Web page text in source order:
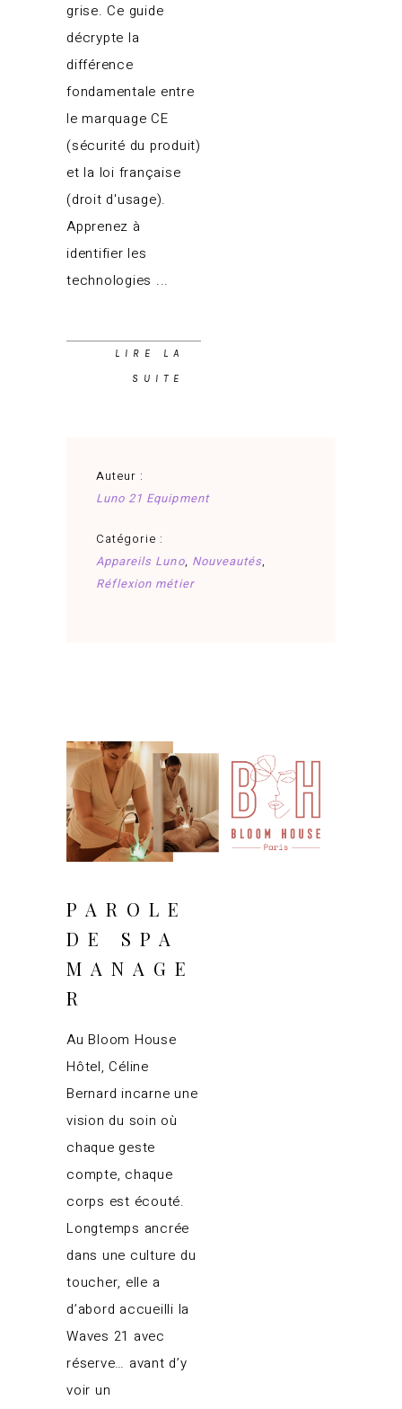
grise. Ce guide
décrypte la
différence
fondamentale entre
le marquage CE
(sécurité du produit)
et la loi française
(droit d'usage).
Apprenez à
identifier les
technologies
LIRE LA
SUITE
Auteur :
Luno 21 Equipment
Catégorie :
Appareils Luno, Nouveautés,
Réflexion métier
août 25, 2025
PAROLE
DE SPA
MANAGE
R
Au Bloom House
Hôtel, Céline
Bernard incarne une
vision du soin où
chaque geste
compte, chaque
corps est écouté.
Longtemps ancrée
dans une culture du
toucher, elle a
d’abord accueilli la
Waves 21 avec
réserve… avant d’y
voir un